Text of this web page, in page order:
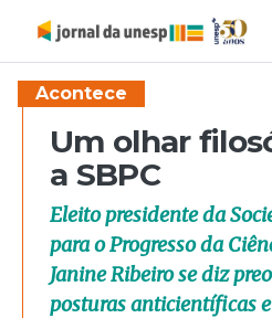
Acontece
Um olhar
a SBPC
Eleito presidente da
para o Progresso da
Janine Ribeiro se diz
posturas anticientíficas